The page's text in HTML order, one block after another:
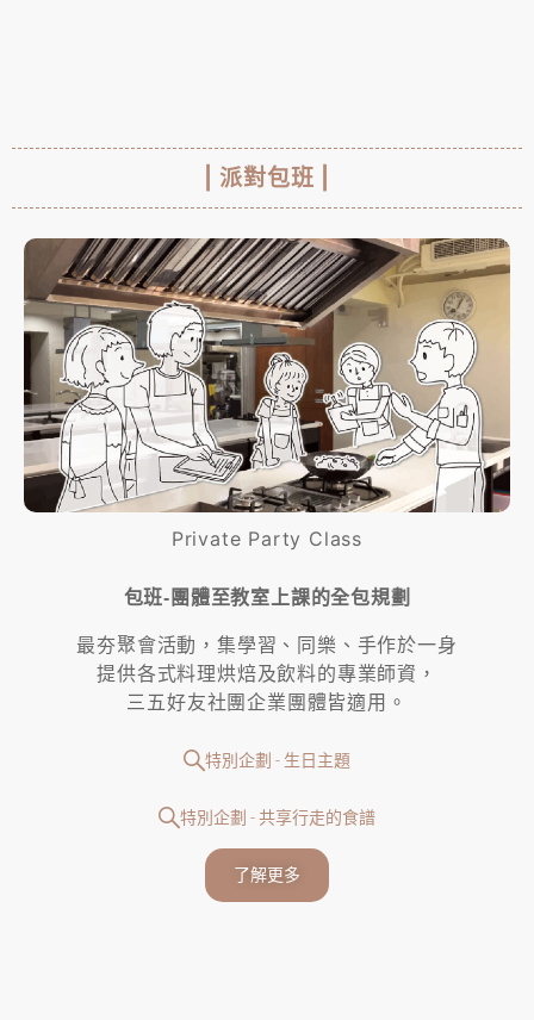
| 派對包班 |
Private Party Class
包班-團體至教室上課的全包規劃
最夯聚會活動，集學習、同樂、手作於一身
提供各式料理烘焙及飲料的專業師資，
三五好友社團企業團體皆適用。
特別企劃 - 生日主題
特別企劃 - 共享行走的食譜
了解更多